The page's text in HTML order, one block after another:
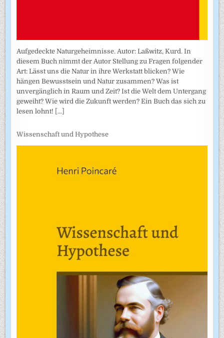
Aufgedeckte Naturgeheimnisse. Autor: Laßwitz, Kurd. In
diesem Buch nimmt der Autor Stellung zu Fragen folgender
Art: Lässt uns die Natur in ihre Werkstatt blicken? Wie
hängen Bewusstsein und Natur zusammen? Was ist
unvergänglich in Raum und Zeit? Ist die Welt dem Untergang
geweiht? Wie wird die Zukunft werden? Ein Buch das sich zu
lesen lohnt! [...]
Wissenschaft und Hypothese